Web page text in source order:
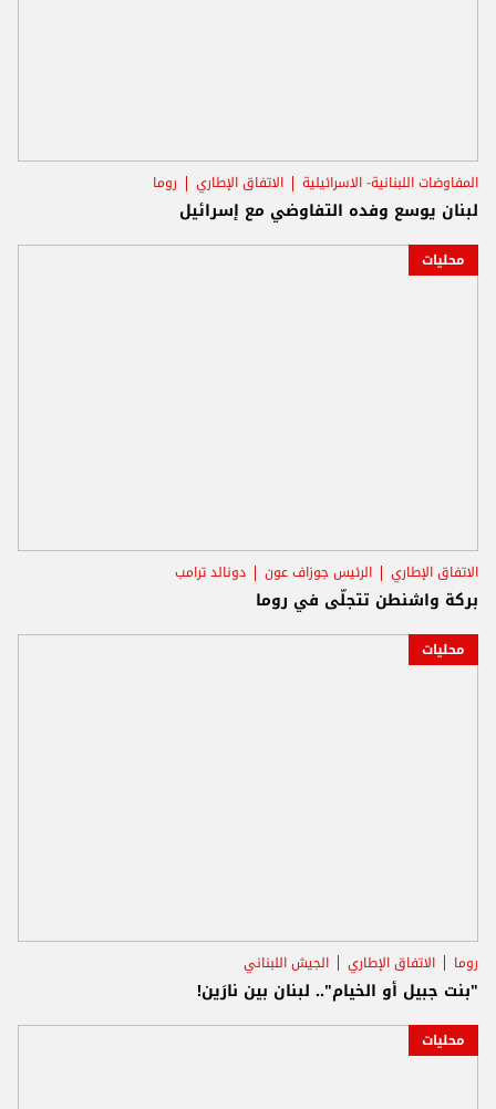
المفاوضات اللبنانية- الاسرائيلية الاتفاق الإطاري روما
لبنان يوسع وفده التفاوضي مع إسرائيل
محليات
الاتفاق الإطاري الرئيس جوزاف عون دونالد ترامب
بركة واشنطن تتجلّى في روما
محليات
روما الاتفاق الإطاري الجيش اللبناني
"بنت جبيل أو الخيام".. لبنان بين نارَين!
محليات